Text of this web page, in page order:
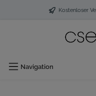
Kostenloser
Navigation